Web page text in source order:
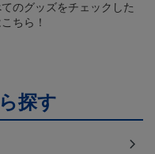
のグッズをチェックした
ちら！
探す